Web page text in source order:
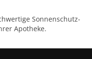
Sonnenschutz-
Apotheke.